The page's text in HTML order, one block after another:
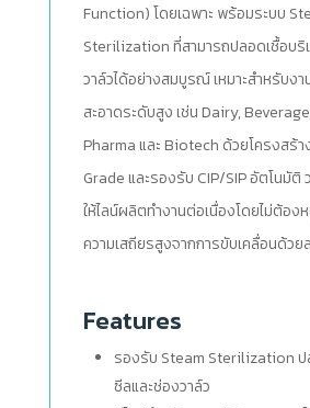
Function) โดยเฉพาะ พร้อมระบบ
Sterilization ที่สามารถปลอดเชื้อบริ
วาล์วได้อย่างสมบูรณ์ เหมาะสำหรับง
สะอาดระดับสูง เช่น Dairy,
Pharma และ Biotech ด้วยโครงสร้
Grade และรองรับ CIP/SIP อัตโนมัติ
ให้ไลน์ผลิตทำงานต่อเนื่องโดยไม่ต้อ
ความเสถียรสูงจากการขับเคลื่อนด้วย
Features
รองรับ Steam Sterilization
ซีลและช่องวาล์ว